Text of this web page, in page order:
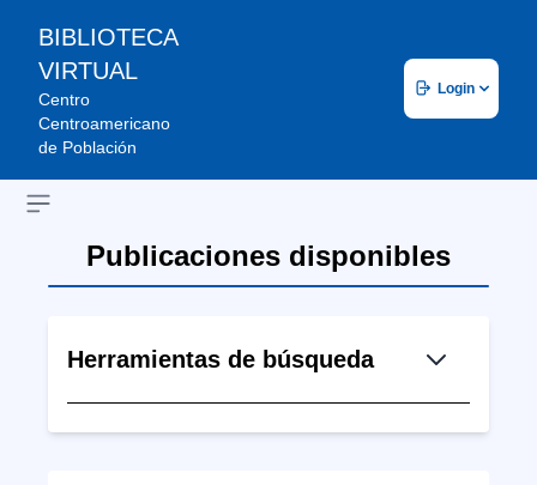
BIBLIOTECA
VIRTUAL
Centro
Centroamericano
de Población
Login
Open sidebar
Publicaciones disponibles
Herramientas de búsqueda